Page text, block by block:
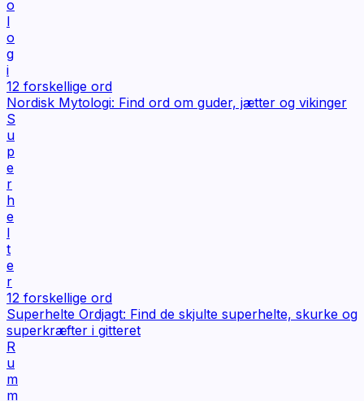
o
l
o
g
i
12 forskellige ord
Nordisk Mytologi: Find ord om guder, jætter og vikinger
S
u
p
e
r
h
e
l
t
e
r
12 forskellige ord
Superhelte Ordjagt: Find de skjulte superhelte, skurke og
superkræfter i gitteret
R
u
m
m